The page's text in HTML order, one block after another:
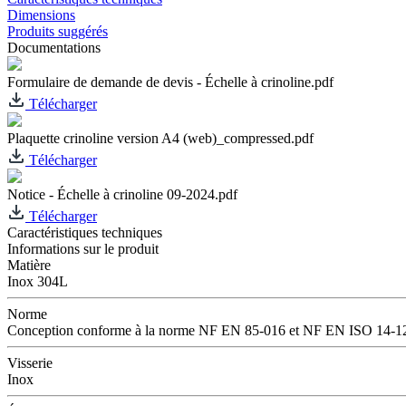
Dimensions
Produits suggérés
Documentations
Formulaire de demande de devis - Échelle à crinoline.pdf
Télécharger
Plaquette crinoline version A4 (web)_compressed.pdf
Télécharger
Notice - Échelle à crinoline 09-2024.pdf
Télécharger
Caractéristiques techniques
Informations sur le produit
Matière
Inox 304L
Norme
Conception conforme à la norme NF EN 85-016 et NF EN ISO 14-
Visserie
Inox